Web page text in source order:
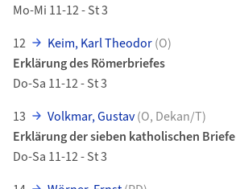
Mo-Mi 11-12 - St 3
12
Keim, Karl Theodor(O)
Erklärung des Römerbriefes
Do-Sa 11-12 - St 3
13
Volkmar, Gustav(O, Dekan/T)
Erklärung der sieben katholischen Briefe
Do-Sa 11-12 - St 3